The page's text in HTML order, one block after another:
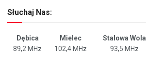
Słuchaj Nas:
Dębica Mielec Stalowa Wola
89,2 MHz
102,4 MHz 93,5 MHz